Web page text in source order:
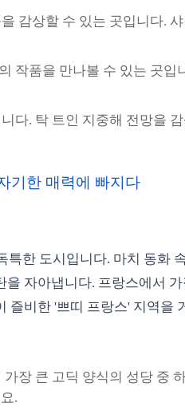
감상할 수 있는 곳입니다.
작품을 만나볼 수 있는 곳입
다. 탁 트인 지중해 전망을
기한 매력에 빠지다
한 도시입니다. 마치 동화
자아냅니다. 프랑스에서
즐비한 '쁘띠 프랑스' 지역을
가장 큰 고딕 양식의 성당 중
.